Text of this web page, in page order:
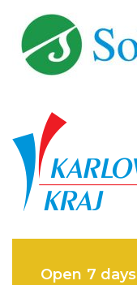
Open 7